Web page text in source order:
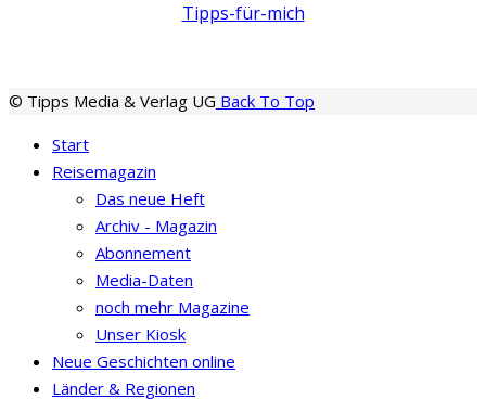
Tipps-für-mich
© Tipps Media & Verlag UG Back To Top
Start
Reisemagazin
Das neue Heft
Archiv - Magazin
Abonnement
Media-Daten
noch mehr Magazine
Unser Kiosk
Neue Geschichten online
Länder & Regionen